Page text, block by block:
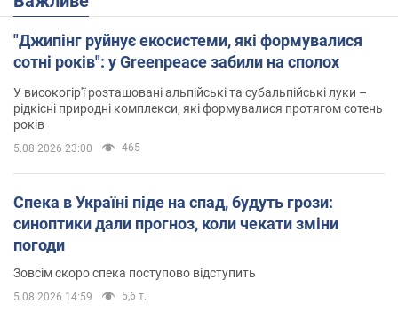
"Джипінг руйнує екосистеми, які формувалися
сотні років": у Greenpeace забили на сполох
У високогір'ї розташовані альпійські та субальпійські луки –
рідкісні природні комплекси, які формувалися протягом сотень
років
5.08.2026 23:00 465
Спека в Україні піде на спад, будуть грози:
синоптики дали прогноз, коли чекати зміни
погоди
Зовсім скоро спека поступово відступить
5.08.2026 14:59 5,6 т.